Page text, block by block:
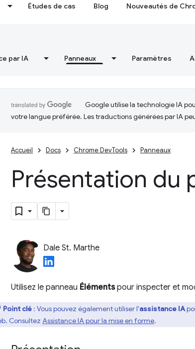
Études de cas Blog Nouveautés de
par IA Panneaux Paramètres
Google utilise la technologie IA
votre langue préférée. Les traductions générées par IA
Accueil Docs Chrome DevTools Panneaux
Présentation du
Dale St. Marthe
Utilisez le panneau Élémentspour inspecter et
Point clé : Vous pouvez également utiliser l'assistance IA
Consultez Assistance IA pour la mise en forme.